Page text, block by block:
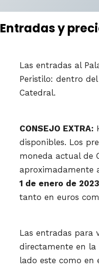
Entradas y
Las entradas al
Peristilo: dentro
Catedral.
CONSEJO EXTRA:
disponibles. Los
moneda actual de
aproximadamente
1 de enero de 2023
tanto en euros
Las entradas para
directamente en la
lado este como en